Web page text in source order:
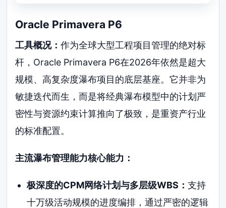
Oracle Primavera P6
工具概况：作为全球大型工程项目管理的绝对标
杆，Oracle Primavera P6在2026年依然是超大
规模、高复杂度瀑布项目的底层基座。它并非为
敏捷迭代而生，而是将经典瀑布模型中的计划严
密性与资源约束计算推向了极致，是重资产行业
的标准配置。
主流瀑布管理能力核心能力：
极深度的CPM网络计划与多层级WBS： 支持
十万级活动规模的进度编排，通过严密的逻辑